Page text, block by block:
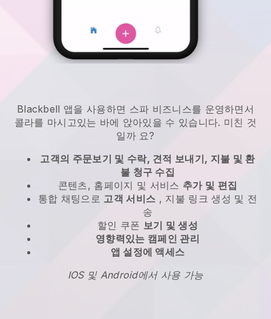
Blackbell 앱을 사용하면 스파 비즈니스를 운영하면서
콜라를 마시고있는 바에 앉아있을 수 있습니다. 미친 것
일까 요?
고객의 주문보기 및 수락, 견적 보내기, 지불 및 환
불 청구 수집
콘텐츠, 홈페이지 및 서비스 추가 및 편집
통합 채팅으로 고객 서비스 , 지불 링크 생성 및 전
송
할인 쿠폰 보기 및 생성
영향력있는 캠페인 관리
앱 설정에 액세스
IOS 및 Android에서 사용 가능